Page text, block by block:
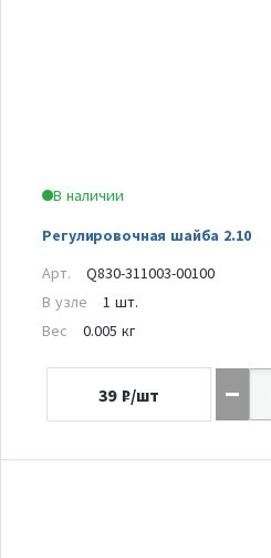
В наличии
Регулировочная шайба 2.10
Арт.
Q830-311003-00100
В узле
1 шт.
Вес
0.005 кг
39 ₽/шт